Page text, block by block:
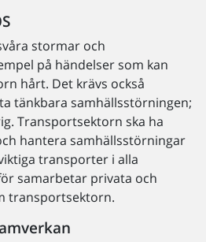
stormar och
på händelser som kan
hårt. Det krävs också
tänkbara samhällsstörningen;
Transportsektorn ska ha
hantera samhällsstörningar
transporter i alla
samarbetar privata och
transportsektorn.